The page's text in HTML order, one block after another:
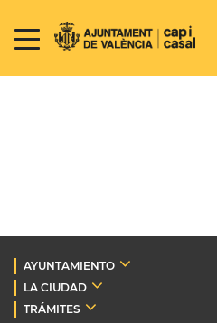
AYUNTAMIENTO
LA CIUDAD
TRÁMITES